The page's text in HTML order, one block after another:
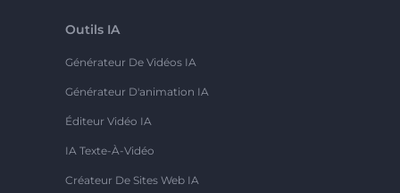
Outils IA
Générateur De Vidéos IA
Générateur D'animation IA
Éditeur Vidéo IA
IA Texte-À-Vidéo
Créateur De Sites Web IA